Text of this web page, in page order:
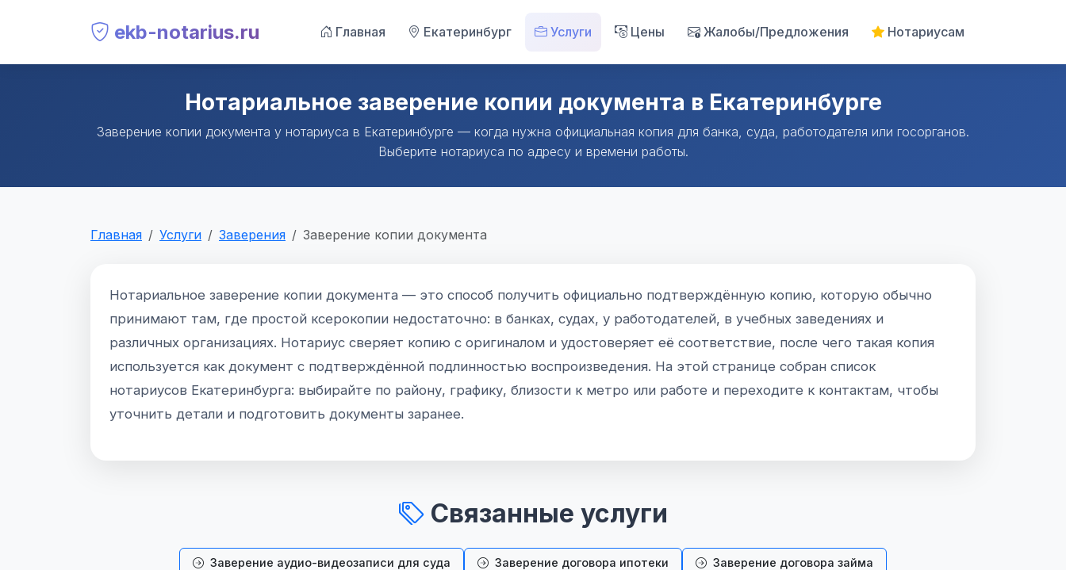
ekb-notarius.ru Главная Екатеринбург Услуги Цены Жалобы/Предложения Нотариусам
Нотариальное заверение копии документа в Екатеринбурге
Заверение копии документа у нотариуса в Екатеринбурге — когда нужна официальная копия для банка, суда, работодателя или госорганов.
Выберите нотариуса по адресу и времени работы.
Главная Услуги Заверения Заверение копии документа
Нотариальное заверение копии документа — это способ получить официально подтверждённую копию, которую обычно
принимают там, где простой ксерокопии недостаточно: в банках, судах, у работодателей, в учебных заведениях и
различных организациях. Нотариус сверяет копию с оригиналом и удостоверяет её соответствие, после чего такая копия
используется как документ с подтверждённой подлинностью воспроизведения. На этой странице собран список
нотариусов Екатеринбурга: выбирайте по району, графику, близости к метро или работе и переходите к контактам, чтобы
уточнить детали и подготовить документы заранее.
Связанные услуги
Заверение аудио-видеозаписи для суда Заверение договора ипотеки Заверение договора займа